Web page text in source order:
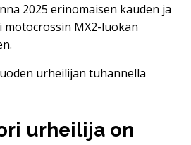
2025 erinomaisen kauden ja
MX2-luokan
urheilijan tuhannella
urheilija on